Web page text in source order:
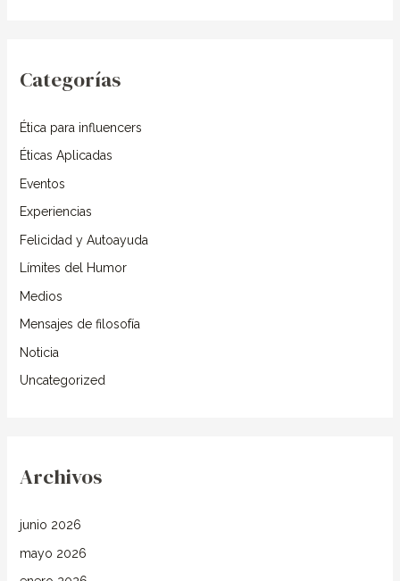
a
p
o
r
Categorías
Ética para influencers
Éticas Aplicadas
Eventos
Experiencias
Felicidad y Autoayuda
Límites del Humor
Medios
Mensajes de filosofía
Noticia
Uncategorized
Archivos
junio 2026
mayo 2026